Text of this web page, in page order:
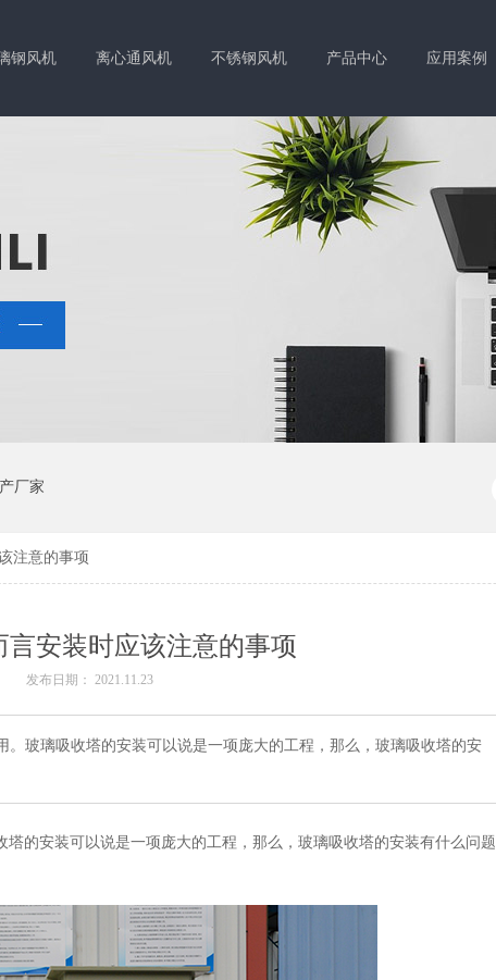
钢风机 离心通风机 不锈钢风机 产品中心 应用案例
厂家
注意的事项
安装时应该注意的事项
发布日期： 2021.11.23
玻璃吸收塔的安装可以说是一项庞大的工程，那么，玻璃吸收塔的安
安装可以说是一项庞大的工程，那么，玻璃吸收塔的安装有什么问题